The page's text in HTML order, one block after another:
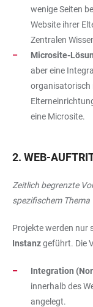
wenige Seiten
Website ihrer
Zentralen
Microsite-
aber eine
organisatorisch
eine Microsite.
2. WEB-
Zeitlich begrenzte
spezifischem Thema
Projekte werden nur
Instanzgeführt. Die
Integration
innerhalb des
angelegt.